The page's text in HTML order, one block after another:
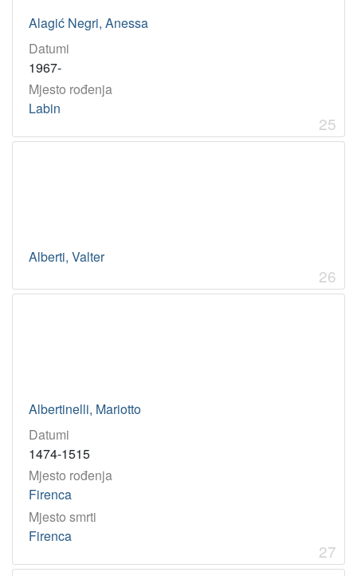
Alagić Negri, Anessa
Datumi
1967-
Mjesto rođenja
Labin
25
Alberti, Valter
26
Albertinelli, Mariotto
Datumi
1474-1515
Mjesto rođenja
Firenca
Mjesto smrti
Firenca
27